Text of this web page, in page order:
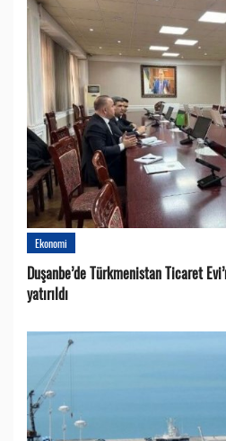
Ekonomi
Duşanbe’de Türkmenistan Ticaret
yatırıldı